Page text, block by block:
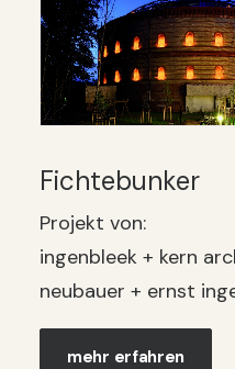
Fichtebunker
Projekt von:
ingenbleek + kern
neubauer + ernst
mehr erfahren